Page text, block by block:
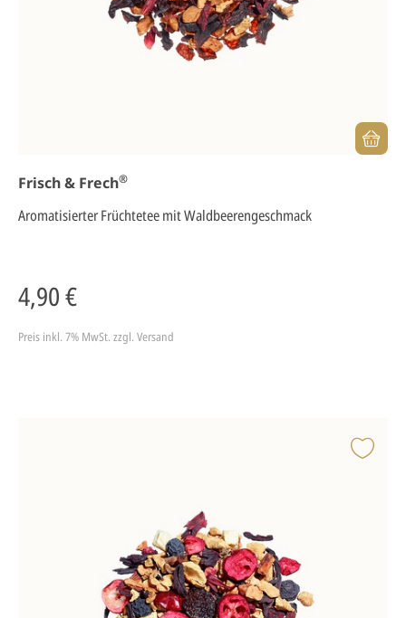
Frisch & Frech®
Aromatisierter Früchtetee mit Waldbeerengeschmack
4,90 €
Preis inkl. 7% MwSt. zzgl. Versand